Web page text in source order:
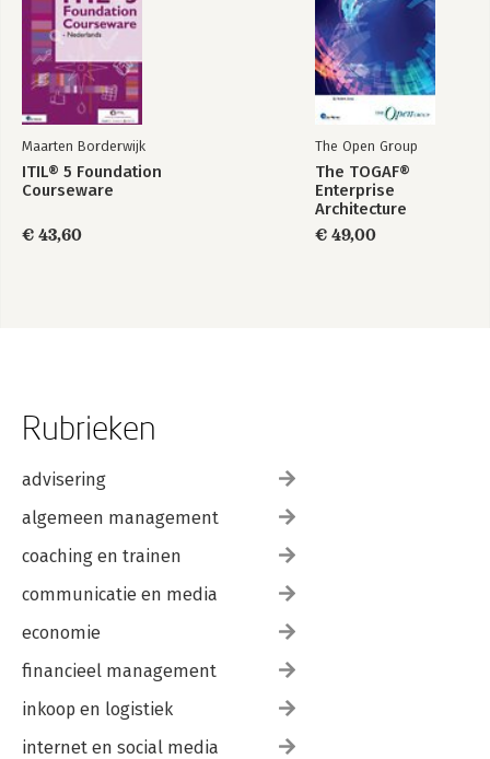
Maarten Borderwijk
ITIL® 5 Foundation
Courseware
€ 43,60
The Open Group
The TOGAF®
Enterprise
Architecture
Foundation Study
Guide
€ 49,00
Rubrieken
advisering
algemeen management
coaching en trainen
communicatie en media
economie
financieel management
inkoop en logistiek
internet en social media